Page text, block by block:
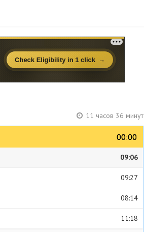
11 часов 36 минут
00:00
00:00
09:06
09:27
08:14
11:18